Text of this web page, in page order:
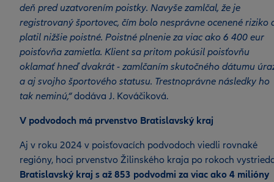
deň pred uzatvorením poistky. Navyše zamlčal, že je
registrovaný športovec, čím bolo nesprávne ocenené riziko
platil nižšie poistné. Poistné plnenie za viac ako 6 400 eur
poisťovňa zamietla. Klient sa pritom pokúsil poisťovňu
oklamať hneď dvakrát - zamlčaním skutočného dátumu
a aj svojho športového statusu. Trestnoprávne následky ho
tak neminú,“dodáva J. Kováčiková.
V podvodoch má prvenstvo Bratislavský kraj
Aj v roku 2024 v poisťovacích podvodoch viedli rovnaké
regióny, hoci prvenstvo Žilinského kraja po rokoch
Bratislavský kraj s až 853 podvodmi za viac ako 4 milióny